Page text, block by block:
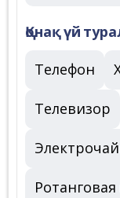
Қонақ үй
Телефон
Телевизор